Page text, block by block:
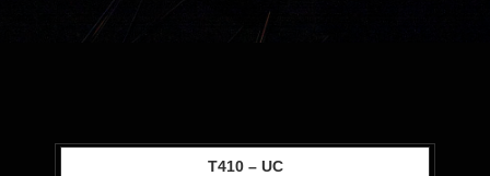
T410 – UC